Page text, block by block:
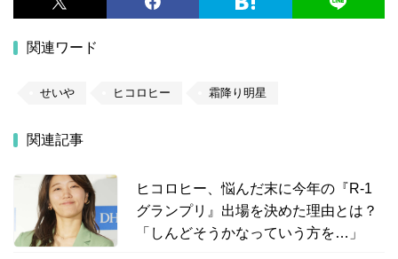
関連ワード
せいや ヒコロヒー 霜降り明星
関連記事
ヒコロヒー、悩んだ末に今年の『R-1
グランプリ』出場を決めた理由とは？
「しんどそうかなっていう方を…」